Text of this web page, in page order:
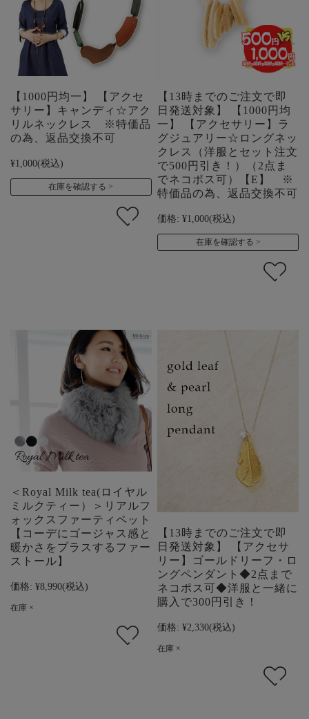
【1000円均一】 【アクセ
サリー】キャンディ☆アク
リルネックレス ※特価品
の為、返品交換不可
¥1,000(税込)
在庫を確認する
【13時までのご注文で即
日発送対象】 【1000円均
一】 【アクセサリー】ラ
グジュアリー☆ロングネッ
クレス（洋服とセット注文
で500円引き！）（2点ま
でネコポス可）【E】 ※
特価品の為、返品交換不可
価格: ¥1,000(税込)
在庫を確認する
＜Royal Milk tea(ロイヤル
ミルクティー）＞リアルフ
ォックスファーティペット
【コーデにゴージャス感と
暖かさをプラスするファー
ストール】
価格: ¥8,990(税込)
在庫 ×
【13時までのご注文で即
日発送対象】 【アクセサ
リー】ゴールドリーフ・ロ
ングペンダント◆2点まで
ネコポス可◆洋服と一緒に
購入で300円引き！
価格: ¥2,330(税込)
在庫 ×